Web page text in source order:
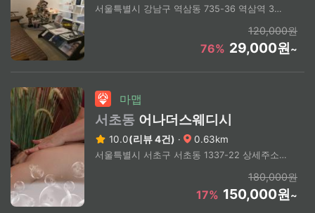
서울특별시 강남구 역삼동 735-36 역삼역 3번 출구 도보 3분
120,000원
76% 29,000원~
마맵
서초동 어나더스웨디시
10.0(리뷰 4건) · 0.63km
서울특별시 서초구 서초동 1337-22 상세주소문의
180,000원
17% 150,000원~